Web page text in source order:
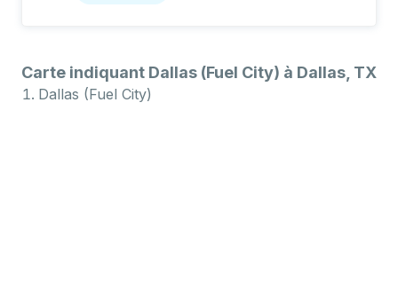
Carte indiquant Dallas (Fuel City) à Dallas, TX
Dallas (Fuel City)